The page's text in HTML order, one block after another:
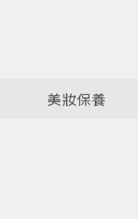
美妝保養